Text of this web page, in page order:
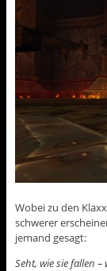
Wobei zu den
schwerer
jemand gesagt:
Seht, wie sie fallen